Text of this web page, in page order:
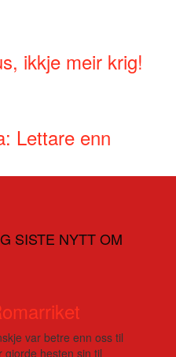
ikkje meir krig!
Lettare enn
SISTE NYTT OM
var betre enn oss til
gjorde hesten sin til